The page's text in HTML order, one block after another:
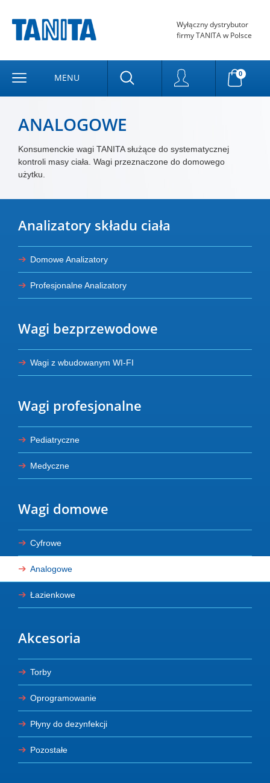
Wyłączny dystrybutor
firmy TANITA w Polsce
MENU 0
ANALOGOWE
Konsumenckie wagi TANITA służące do systematycznej
kontroli masy ciała. Wagi przeznaczone do domowego
użytku.
Analizatory składu ciała
Domowe Analizatory
Profesjonalne Analizatory
Wagi bezprzewodowe
Wagi z wbudowanym WI-FI
Wagi profesjonalne
Pediatryczne
Medyczne
Wagi domowe
Cyfrowe
Analogowe
Łazienkowe
Akcesoria
Torby
Oprogramowanie
Płyny do dezynfekcji
Pozostałe